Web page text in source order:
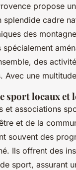
propose
splendide cadre
des
spécialement
des
Avec une
sport locaux et
et associations
et de la
souvent des
Ils offrent des
sport, assurant